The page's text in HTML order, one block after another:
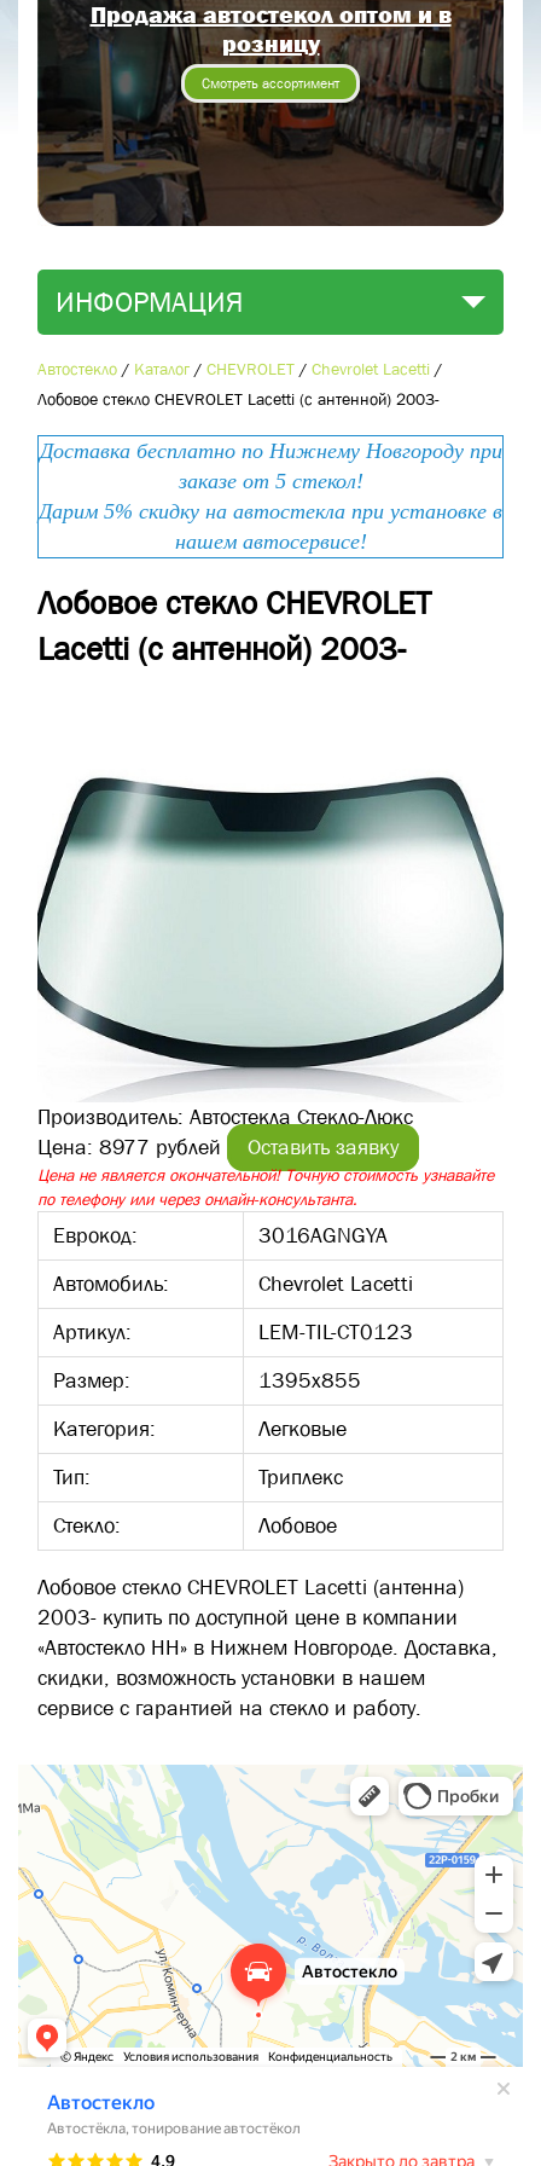
Продажа автостекол оптом и в
розницу
Смотреть ассортимент
ИНФОРМАЦИЯ
Автостекло / Каталог / CHEVROLET / Chevrolet Lacetti /
Лобовое стекло CHEVROLET Lacetti (с антенной) 2003-
Доставка бесплатно по Нижнему Новгороду при
заказе от 5 стекол!
Дарим 5% скидку на автостекла при установке в
нашем автосервисе!
Лобовое стекло CHEVROLET
Lacetti (с антенной) 2003-
Производитель: Автостекла Стекло-Люкс
Цена: 8977 рублей Оставить заявку
Цена не является окончательной! Точную стоимость узнавайте
по телефону или через онлайн-консультанта.
Еврокод:
3016AGNGYA
Автомобиль:
Chevrolet Lacetti
Артикул:
LEM-TIL-CT0123
Размер:
1395х855
Категория:
Легковые
Тип:
Триплекс
Стекло:
Лобовое
Лобовое стекло CHEVROLET Lacetti (антенна)
2003- купить по доступной цене в компании
«Автостекло НН» в Нижнем Новгороде. Доставка,
скидки, возможность установки в нашем
сервисе с гарантией на стекло и работу.
Отправить
Отправить заявку